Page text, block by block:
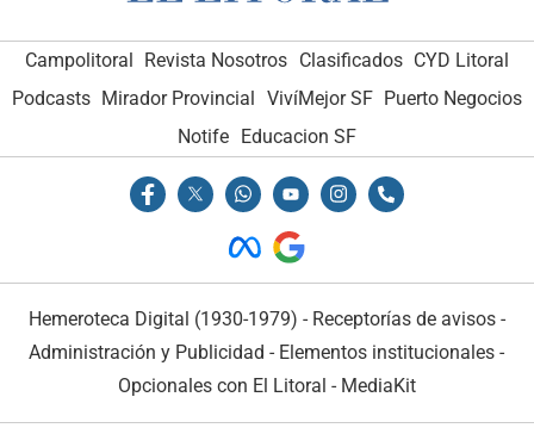
Campolitoral Revista Nosotros Clasificados CYD Litoral
Podcasts Mirador Provincial VivíMejor SF Puerto Negocios
Notife Educacion SF
Hemeroteca Digital (1930-1979) - Receptorías de avisos -
Administración y Publicidad - Elementos institucionales -
Opcionales con El Litoral - MediaKit